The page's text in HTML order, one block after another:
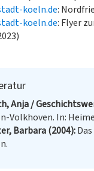
koeln.de:
koeln.de: Flyer
Anja /
Volkhoven. In:
Barbara (2004)